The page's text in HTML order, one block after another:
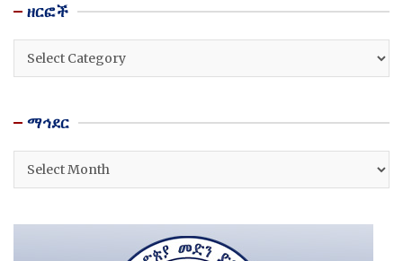
ዘርፎች
ዘርፎች
ማኅደር
ማኅደር